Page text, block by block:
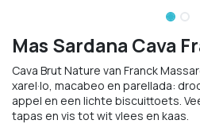
Mas Sardana Cava
Cava Brut Nature van Franck
xarel·lo, macabeo en parellada:
appel en een lichte biscuittoets.
tapas en vis tot wit vlees en kaas.